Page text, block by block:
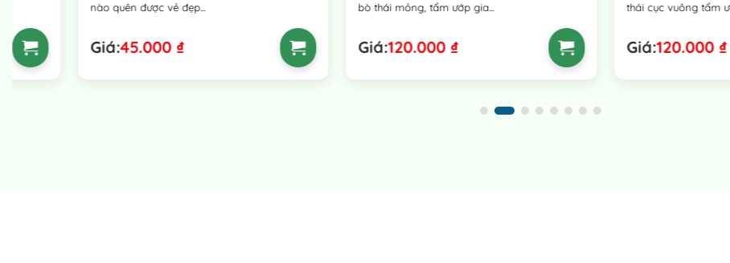
nào quên được vẻ đẹp...
Giá: 45.000₫
bò thái mỏng, tẩm ướp gia...
Giá: 120.000₫
thái cục vuông tẩm ướp...
Giá: 120.000₫